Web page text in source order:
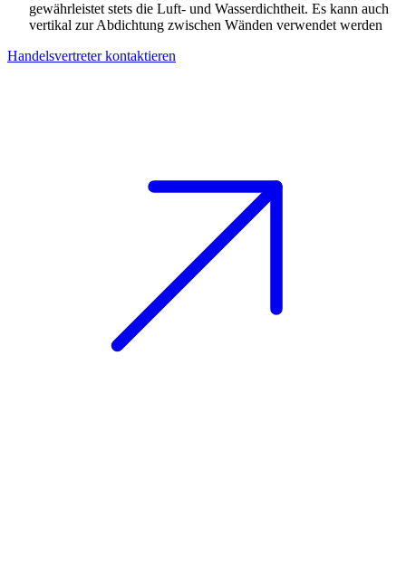
gewährleistet stets die Luft- und Wasserdichtheit. Es kann auch
vertikal zur Abdichtung zwischen Wänden verwendet werden
Handelsvertreter kontaktieren